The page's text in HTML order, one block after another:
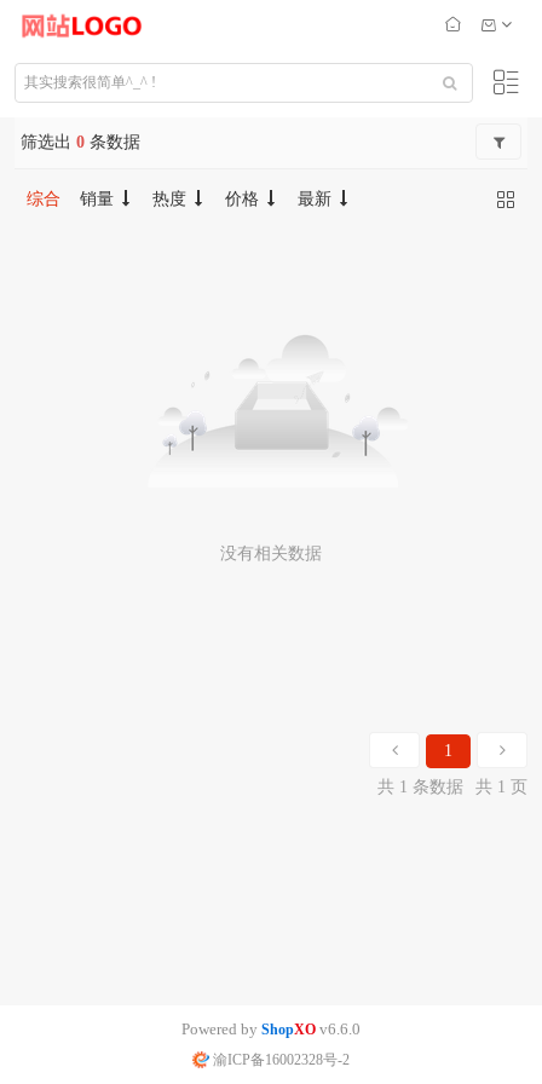
筛选出 0 条数据
综合 销量 热度 价格 最新
没有相关数据
1
共 1 条数据
共 1 页
Powered by ShopXO v6.6.0
渝ICP备16002328号-2